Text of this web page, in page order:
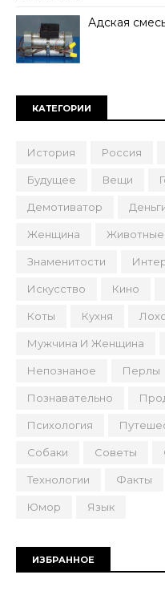
Адская
КАТЕГОРИИ
История Россия
Будущее Вещи
Демотиватор
Женщина Животные
Знаменитости
Искусство Кино
Коты Кухня
Мужчина И Женщина
Непознаное Перлы
Познавательно
Психология
Собаки Советы
Технологии Факты
Юмор Язык
ИЗБРАННОЕ